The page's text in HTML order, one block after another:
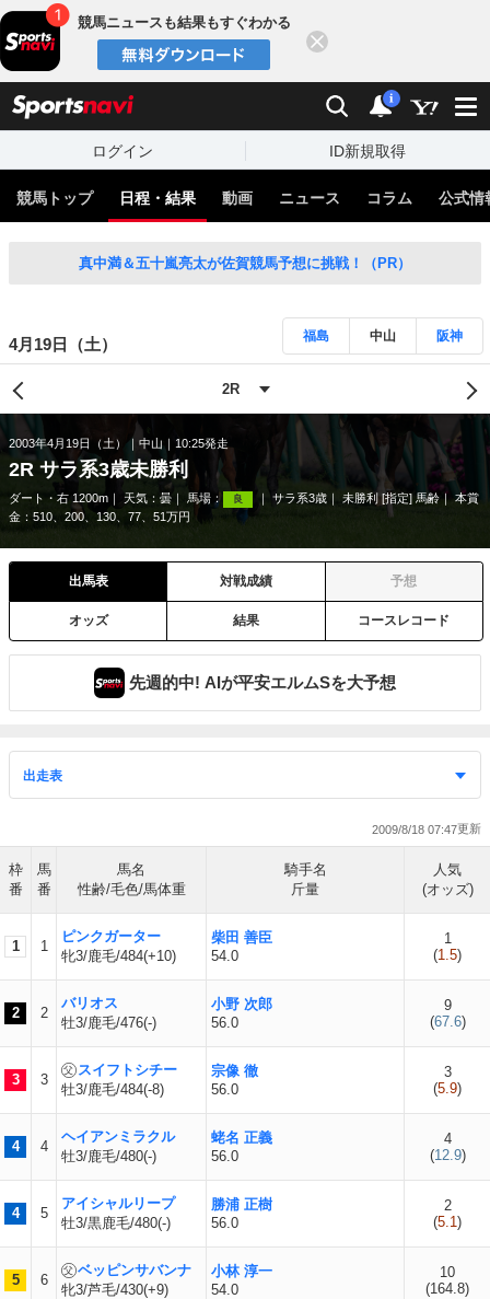
競馬ニュースも結果もすぐわかる
検索 通知
i
ログイン ID新規取得
競馬トップ 日程・結果 動画 ニュース コラム 公式情
真中満＆五十嵐亮太が佐賀競馬予想に挑戦！（PR）
4月19日（土） 福島 中山 阪神
2003年4月19日（土） 中山 10:25発走
2R サラ系3歳未勝利
ダート・右 1200m 天気： 曇 馬場： 良 サラ系3歳 未勝利 [指定] 馬齢
本賞
金：510、200、130、77、51万円
出馬表 対戦成績 予想
オッズ 結果 コースレコード
先週的中! AIが平安エルムSを大予想
2009/8/18 07:47
枠
番
馬
番
馬名
性齢/毛色/馬体重
騎手名
斤量
人気
(オッズ)
1 1
ピンクガーター
牝3/鹿毛/484(+10)
柴田 善臣
54.0
1
(1.5)
2 2
バリオス
牡3/鹿毛/476(-)
小野 次郎
56.0
9
(67.6)
3 3
スイフトシチー
牡3/鹿毛/484(-8)
宗像 徹
56.0
3
(5.9)
4 4
ヘイアンミラクル
牡3/鹿毛/480(-)
蛯名 正義
56.0
4
(12.9)
4 5
アイシャルリープ
牡3/黒鹿毛/480(-)
勝浦 正樹
56.0
2
(5.1)
5 6
ベッピンサバンナ
牝3/芦毛/430(+9)
小林 淳一
54.0
10
(164.8)